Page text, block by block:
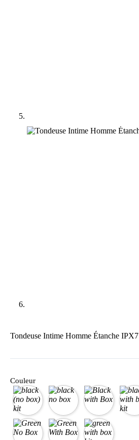
Tondeuse Intime Homme Étanche IPX7
Couleur